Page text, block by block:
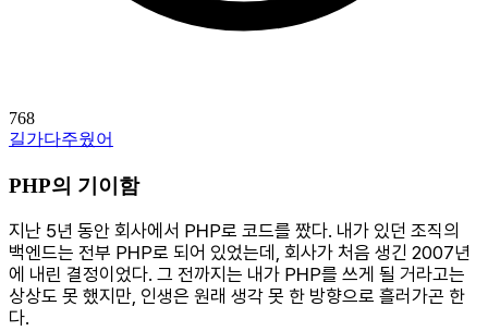
768
길가다주웠어
PHP의 기이함
지난 5년 동안 회사에서 PHP로 코드를 짰다. 내가 있던 조직의
백엔드는 전부 PHP로 되어 있었는데, 회사가 처음 생긴 2007년
에 내린 결정이었다. 그 전까지는 내가 PHP를 쓰게 될 거라고는
상상도 못 했지만, 인생은 원래 생각 못 한 방향으로 흘러가곤 한
다.